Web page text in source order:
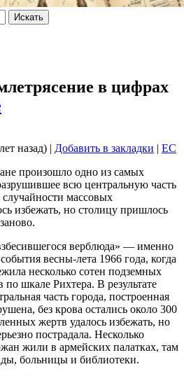
Искать
в цифрах
назад) | Добавить в закладки | EC
произошло одно из самых
всю центральную часть
массовых
избежать, но столицу пришлось
верблюда» — именно
весны-лета 1966 года, когда
несколько сотен подземных
по шкале Рихтера. В результате
часть города, построенная
без крова остались около 300
жертв удалось избежать, но
пострадала. Несколько
жили в армейских палатках, там
больницы и библиотеки.